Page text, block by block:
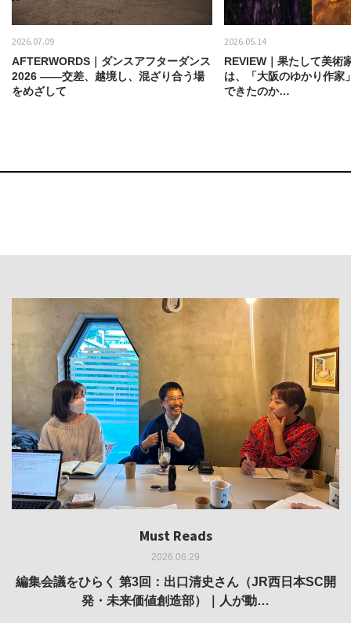
2026.07.09
AFTERWORDS｜ダンスアフターダンス
2026 ——交差、越境し、混ざり合う場
をめざして
2026.05.14
REVIEW｜果たして美術
は、「大阪のゆかり作家
できたのか…
Must Reads
2026.06.29
編集会議をひらく 第3回：出口清史さん（JR西日本SC開
発・未来価値創造部）｜人が動…
Must Reads
2026.05.14
REVIEW｜果たして美術家・梅津庸一は、「大阪のゆかり
作家」となることができたのか…
Must Reads
2026.03.11
REPORT｜博覧会の残像
Must Reads
2026.02.25
REVIEW｜菊池聡太朗 個展「余りの風景」
Must Reads
2025.10.01
REVIEW｜生の存在証明としての線——「ライフライン」
展